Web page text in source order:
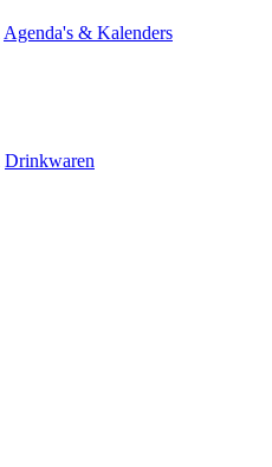
Agenda's & Kalenders
Drinkwaren